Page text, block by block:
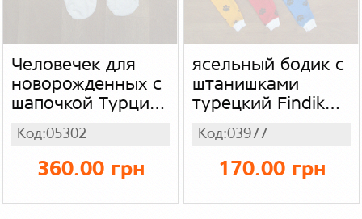
Человечек для
новорожденных с
шапочкой Турция,
интерлок
Код:05302
360.00 грн
ясельный бодик с
штанишками
турецкий Findik
100% коттон
Код:03977
170.00 грн